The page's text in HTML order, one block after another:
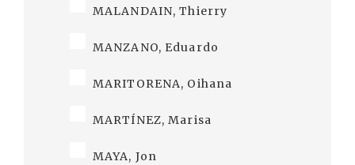
MALANDAIN, Thierry
MANZANO, Eduardo
MARITORENA, Oihana
MARTÍNEZ, Marisa
MAYA, Jon